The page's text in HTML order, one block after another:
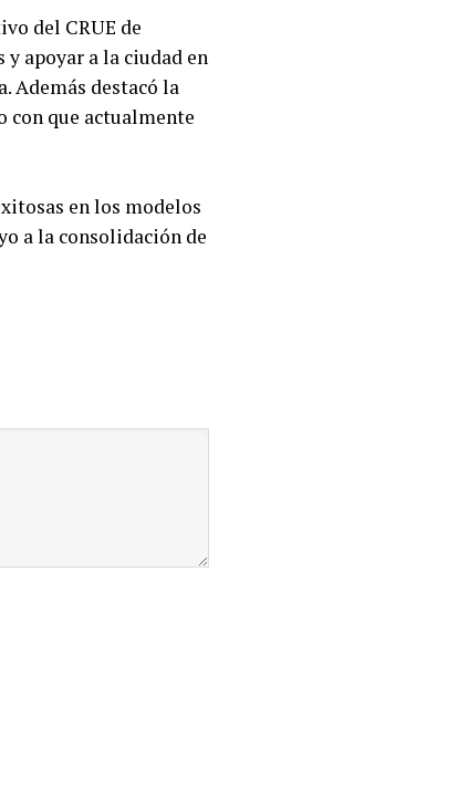
del CRUE de
apoyar a la ciudad en
Además destacó la
con que actualmente
en los modelos
a la consolidación de